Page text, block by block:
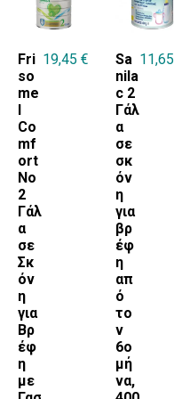
Fri
so
me
l
Co
mf
ort
No
2
Γάλ
α
σε
Σκ
όν
η
για
Βρ
έφ
η
με
19,45 €
Sa
nila
c 2
Γάλ
α
σε
σκ
όν
η
για
βρ
έφ
η
απ
ό
το
ν
6ο
μή
να,
11,65